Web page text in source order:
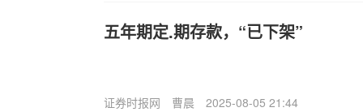
五年期定.期存款，“已下架”
证券时报网 曹晨 2025-08-05 21:44